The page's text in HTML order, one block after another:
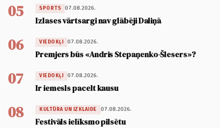
05 SPORTS 07.08.2026.
Izlases vārtsargi nav glābēji Daliņā
06 VIEDOKĻI 07.08.2026.
Premjers būs «Andris Stepaņenko-Šlesers»?
07 VIEDOKĻI 07.08.2026.
Ir iemesls pacelt kausu
08 KULTŪRA UN IZKLAIDE 07.08.2026.
Festivāls ielīksmo pilsētu